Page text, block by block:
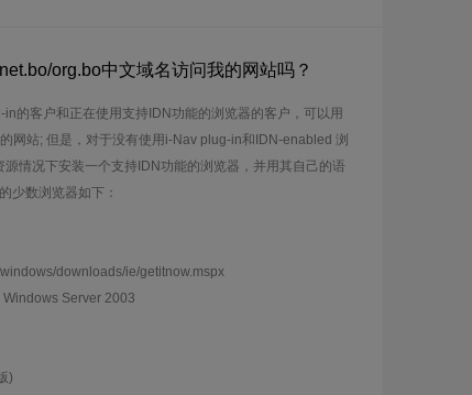
org.bo中文域名访问我的网站吗？
的客户和正在使用支持IDN功能的浏览器的客户，可以用
网站; 但是，对于没有使用i-Nav plug-in和IDN-enabled 浏
情况下安装一个支持IDN功能的浏览器，并用其自己的语
少数浏览器如下：
downloads/ie/getitnow.mspx
Server 2003
)